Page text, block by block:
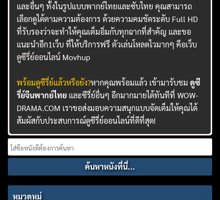
และอื่นๆ ทั้งในรูปแบบพากย์ไทยและซับไทย คุณสามารถ
เลือกดูได้ตามความต้องการ ด้วยความคมชัดระดับ Full HD
ที่รับรองว่าจะทำให้คุณเต็มอิ่มกับทุกฉากที่สำคัญ และขอ
แนะนำอีก1เว็บ ที่ให้บริการฟรี ตัวเล่นโหลดไวมากๆ คือเว็บ
ดูซีรี่ย์ออนไลน์ Movhup
พร้อมดูซีรี่ย์แล้วหรือยัง?หากคุณพร้อมแล้ว เข้ามารับชมดูซี
รี่ย์จีนพากย์ไทย และซีรี่ย์อื่นๆ อีกมากมายได้ทันทีที่ WOW-
DRAMA.COM เราขอส่งมอบความสนุกแบบจัดเต็มให้คุณได้
สัมผัสกับประสบการณ์ดูซีรี่ย์ออนไลน์ที่ดีที่สุด!
Search
for:
หมวดหมู่